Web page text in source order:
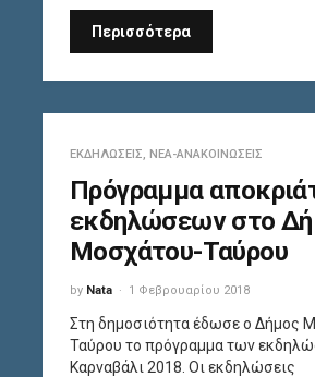
Περισσότερα
ΕΚΔΗΛΏΣΕΙΣ, ΝΈΑ-ΑΝΑΚΟΙΝΏΣΕΙΣ
Πρόγραμμα
εκδηλώσεων στο
Μοσχάτου-Ταύρου
by Nata 1 Φεβρουαρίου 2018
Στη δημοσιότητα έδωσε ο Δήμος
Ταύρου το πρόγραμμα των
Καρναβάλι 2018. Οι εκδηλώσεις